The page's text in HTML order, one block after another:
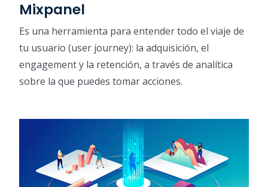
Mixpanel
Es una herramienta para entender todo el viaje de
tu usuario (user journey): la adquisición, el
engagement y la retención, a través de analítica
sobre la que puedes tomar acciones.